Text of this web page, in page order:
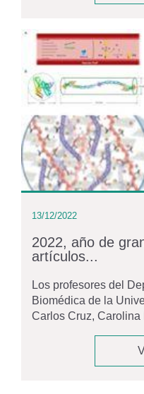
13/12/2022
2022, año de
artículos...
Los profesores del
Biomédica de la
Carlos Cruz, Carolina